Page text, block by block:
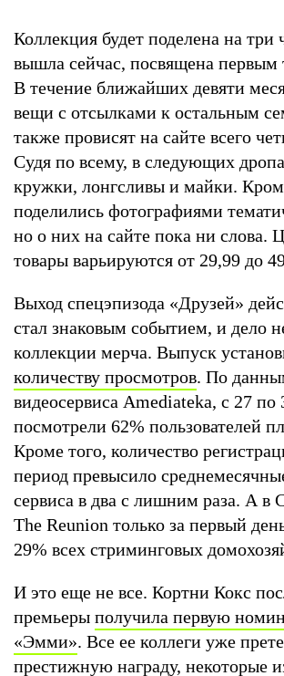
Коллекция будет поделена на три
вышла сейчас, посвящена первым
В течение ближайших девяти
вещи с отсылками к остальным
также провисят на сайте всего
Судя по всему, в следующих
кружки, лонгсливы и майки.
поделились фотографиями
но о них на сайте пока ни слова.
товары варьируются от 29,99 до
Выход спецэпизода «Друзей»
стал знаковым событием, и дело
коллекции мерча. Выпуск
количеству просмотров. По
видеосервиса Amediateka, с 27
посмотрели 62% пользователей
Кроме того, количество
период превысило
сервиса в два с лишним раза. А
The Reunion только за первый
29% всех стриминговых
И это еще не все. Кортни Кокс
премьеры получила первую
«Эмми». Все ее коллеги уже
престижную награду, некоторые